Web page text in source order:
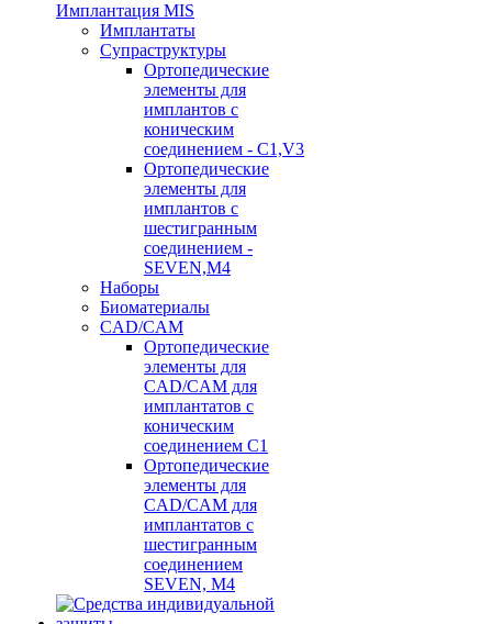
Имплантация MIS
Имплантаты
Супраструктуры
Ортопедические
элементы для
имплантов с
коническим
соединением - C1,V3
Ортопедические
элементы для
имплантов с
шестигранным
соединением -
SEVEN,M4
Наборы
Биоматериалы
CAD/CAM
Ортопедические
элементы для
CAD/CAM для
имплантатов с
коническим
соединением С1
Ортопедические
элементы для
CAD/CAM для
имплантатов с
шестигранным
соединением
SEVEN, М4